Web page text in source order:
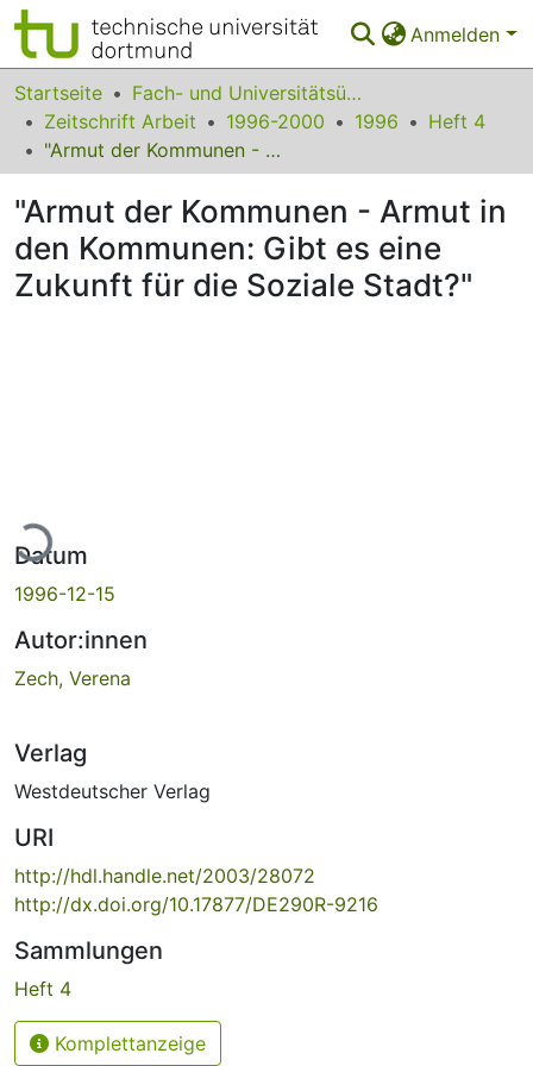
Anmelden
Bereiche & Sammlungen
Das gesamte Repositorium
FAQ
Leitlinien
Startseite
Fach- und Universitätsübergreifendes
Zeitschrift Arbeit
1996-2000 1996
Heft 4
"Armut der Kommunen - Armut in den Kommunen: Gibt es eine Zukunft für die Soziale Stadt?"
"Armut der Kommunen - Armut in
den Kommunen: Gibt es eine
Zukunft für die Soziale Stadt?"
Datum
1996-12-15
Autor:innen
Zech, Verena
Verlag
Westdeutscher Verlag
URI
http://hdl.handle.net/2003/28072
http://dx.doi.org/10.17877/DE290R-9216
Sammlungen
Heft 4
Komplettanzeige